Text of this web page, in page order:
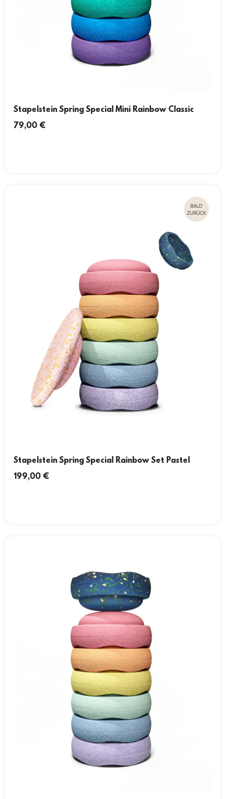
Stapelstein Spring Special Mini Rainbow Classic
79,00 €
Stapelstein Spring Special Rainbow Set Pastel
BALD
ZURÜCK
199,00 €